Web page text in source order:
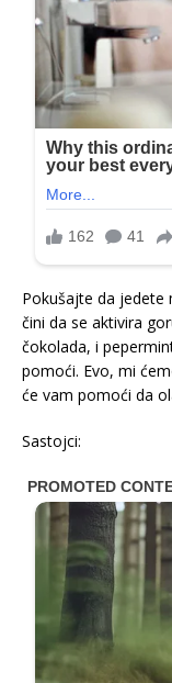
Pokušajte da jedete
čini da se aktivira
čokolada, i
pomoći. Evo, mi
će vam pomoći da
Sastojci: